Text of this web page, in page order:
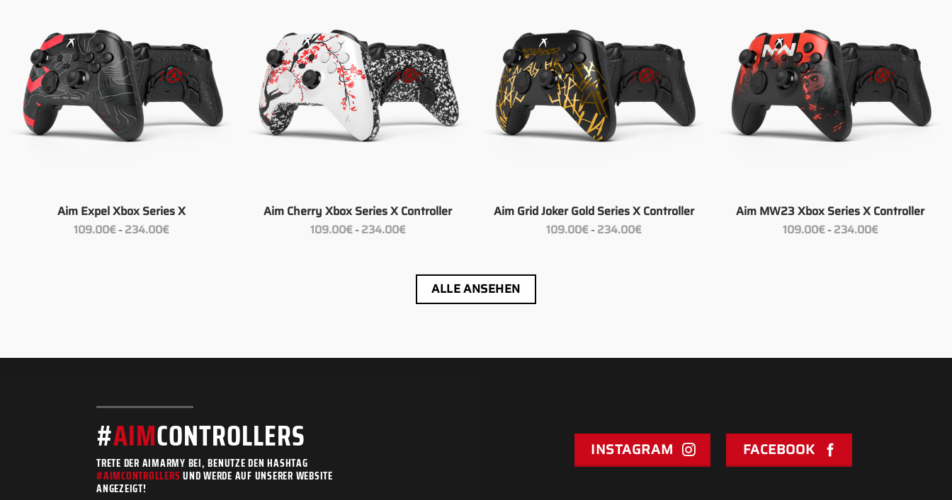
Aim Expel Xbox Series X
109.00€–234.00€Preisspanne:
109.00€
Aim Cherry Xbox Series X Controller
109.00€–234.00€Preisspanne:
109.00€
Aim Grid Joker Gold Series X Controller
109.00€–234.00€Preisspanne:
109.00€
Aim MW23 Xbox Series X Controller
109.00€–234.00€Preisspanne:
109.00€
ALLE ANSEHEN
#AIMCONTROLLERS
TRETE DER AIMARMY BEI, BENUTZE DEN HASHTAG
#AIMCONTROLLERSUND WERDE AUF UNSERER WEBSITE
ANGEZEIGT!
INSTAGRAM FACEBOOK